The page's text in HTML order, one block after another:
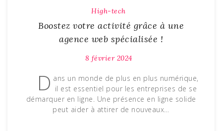
High-tech
Boostez votre activité grâce à une
agence web spécialisée !
8 février 2024
D ans un monde de plus en plus numérique,
il est essentiel pour les entreprises de se
démarquer en ligne. Une présence en ligne solide
peut aider à attirer de nouveaux…